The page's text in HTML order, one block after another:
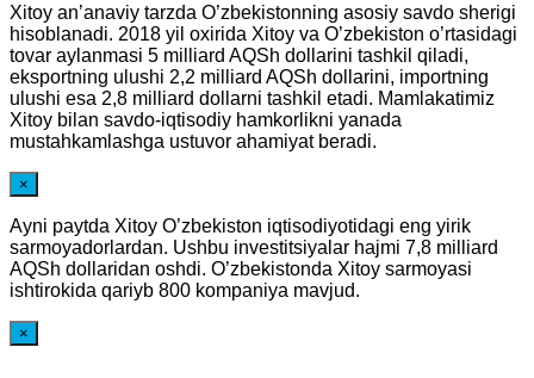
Xitoy an’anaviy tarzda O’zbekistonning asosiy savdo sherigi
hisoblanadi. 2018 yil oxirida Xitoy va O’zbekiston o’rtasidagi
tovar aylanmasi 5 milliard AQSh dollarini tashkil qiladi,
eksportning ulushi 2,2 milliard AQSh dollarini, importning
ulushi esa 2,8 milliard dollarni tashkil etadi. Mamlakatimiz
Xitoy bilan savdo-iqtisodiy hamkorlikni yanada
mustahkamlashga ustuvor ahamiyat beradi.
×
Ayni paytda Xitoy O’zbekiston iqtisodiyotidagi eng yirik
sarmoyadorlardan. Ushbu investitsiyalar hajmi 7,8 milliard
AQSh dollaridan oshdi. O’zbekistonda Xitoy sarmoyasi
ishtirokida qariyb 800 kompaniya mavjud.
×